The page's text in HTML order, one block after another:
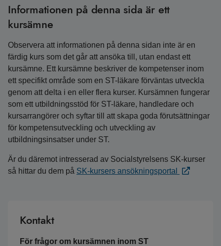
Informationen på denna sida är ett
kursämne
Observera att informationen på denna sidan inte är en
färdig kurs som det går att ansöka till, utan endast ett
kursämne. Ett kursämne beskriver de kompetenser inom
ett specifikt område som en ST-läkare förväntas utveckla
genom att delta i en eller flera kurser. Kursämnen fungerar
som ett utbildningsstöd för ST-läkare, handledare och
kursarrangörer och syftar till att skapa goda förutsättningar
för kompetensutveckling och utveckling av
utbildningsinsatser under ST.
Är du däremot intresserad av Socialstyrelsens SK-kurser
så hittar du dem på SK-kursers ansökningsportal
Kontakt
För frågor om kursämnen inom ST